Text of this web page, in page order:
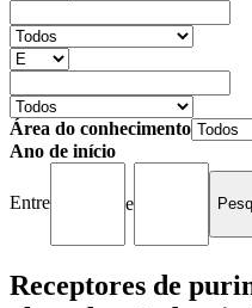
Área do conhecimento
Ano de início
Entre e
Receptores de